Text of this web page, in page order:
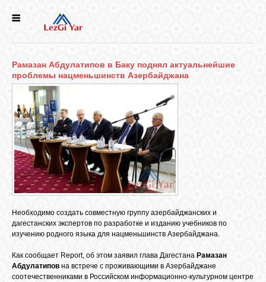
СЕЛА
ИСТОРИЯ
КУЛЬТУРА
ГОЛОС
ЛЕЗГИН
НАРОДЫ
БИБЛИОТЕКА
Рамазан Абдулатипов в Баку поднял актуальнейшие
проблемы нацменьшинств Азербайджана
Необходимо создать совместную группу азербайджанских и
дагестанских экспертов по разработке и изданию учебников по
изучению родного языка для нацменьшинств Азербайджана.
Как сообщает Report, об этом заявил глава Дагестана Рамазан
Абдулатипов на встрече с проживающими в Азербайджане
соотечественниками в Российском информационно-культурном центре